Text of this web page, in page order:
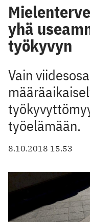
yhä
työkyvyn
Vain
työelämään.
8.10.2018 15.53